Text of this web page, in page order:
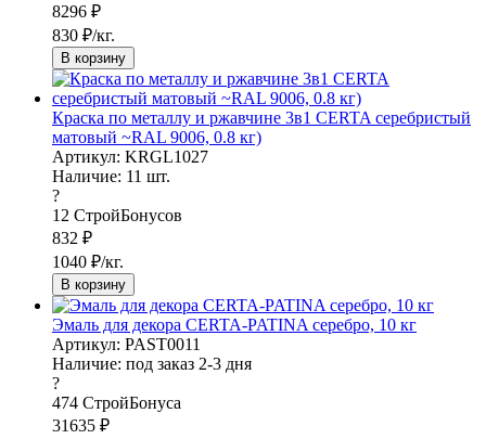
8296 ₽
830 ₽/кг.
В корзину
Краска по металлу и ржавчине 3в1 CERTA серебристый
матовый ~RAL 9006, 0.8 кг)
Артикул: KRGL1027
Наличие: 11 шт.
?
12 СтройБонусов
832 ₽
1040 ₽/кг.
В корзину
Эмаль для декора CERTA-PATINA серебро, 10 кг
Артикул: PAST0011
Наличие: под заказ 2-3 дня
?
474 СтройБонуса
31635 ₽